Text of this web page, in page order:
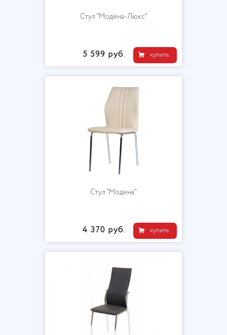
Стул "Модена-Люкс"
купить
5 599 руб.
Стул "Модена"
купить
4 370 руб.